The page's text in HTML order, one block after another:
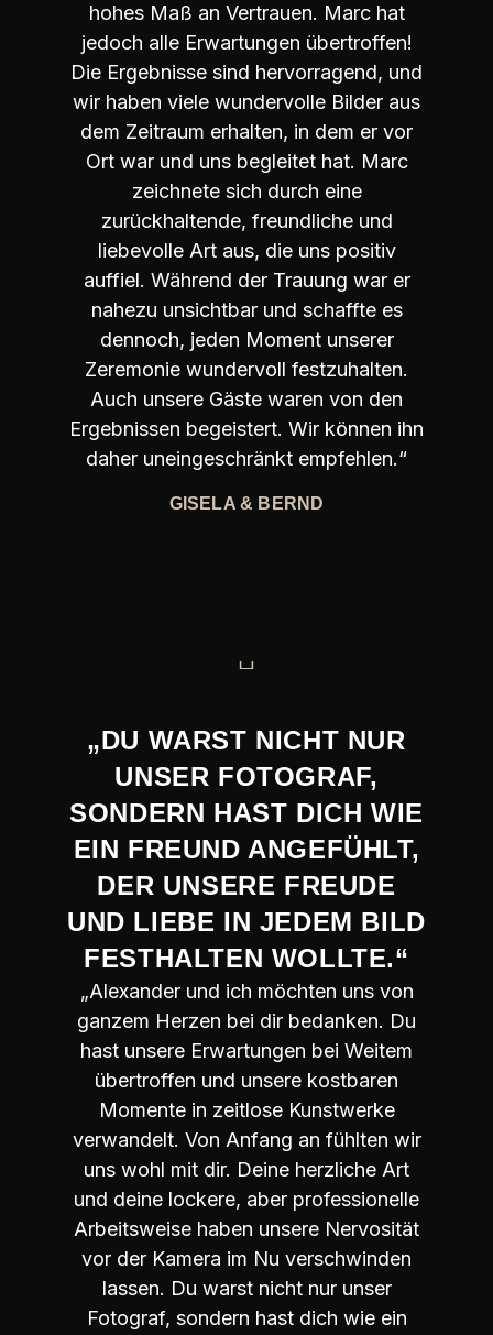
hohes Maß an Vertrauen. Marc hat
jedoch alle Erwartungen übertroffen!
Die Ergebnisse sind hervorragend, und
wir haben viele wundervolle Bilder aus
dem Zeitraum erhalten, in dem er vor
Ort war und uns begleitet hat. Marc
zeichnete sich durch eine
zurückhaltende, freundliche und
liebevolle Art aus, die uns positiv
auffiel. Während der Trauung war er
nahezu unsichtbar und schaffte es
dennoch, jeden Moment unserer
Zeremonie wundervoll festzuhalten.
Auch unsere Gäste waren von den
Ergebnissen begeistert. Wir können ihn
daher uneingeschränkt empfehlen.“
GISELA & BERND
„DU WARST NICHT NUR
UNSER FOTOGRAF,
SONDERN HAST DICH WIE
EIN FREUND ANGEFÜHLT,
DER UNSERE FREUDE
UND LIEBE IN JEDEM BILD
FESTHALTEN WOLLTE.“
„Alexander und ich möchten uns von
ganzem Herzen bei dir bedanken. Du
hast unsere Erwartungen bei Weitem
übertroffen und unsere kostbaren
Momente in zeitlose Kunstwerke
verwandelt. Von Anfang an fühlten wir
uns wohl mit dir. Deine herzliche Art
und deine lockere, aber professionelle
Arbeitsweise haben unsere Nervosität
vor der Kamera im Nu verschwinden
lassen. Du warst nicht nur unser
Fotograf, sondern hast dich wie ein